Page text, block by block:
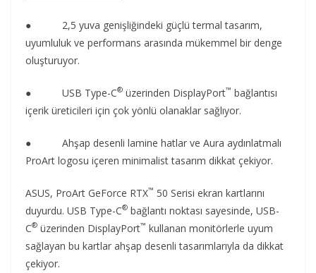
● 2,5 yuva genişliğindeki güçlü termal tasarım,
uyumluluk ve performans arasında mükemmel bir denge
oluşturuyor.
● USB Type-C® üzerinden DisplayPort™ bağlantısı
içerik üreticileri için çok yönlü olanaklar sağlıyor.
● Ahşap desenli lamine hatlar ve Aura aydınlatmalı
ProArt logosu içeren minimalist tasarım dikkat çekiyor.
ASUS, ProArt GeForce RTX™ 50 Serisi ekran kartlarını
duyurdu. USB Type-C® bağlantı noktası sayesinde, USB-
C® üzerinden DisplayPort™ kullanan monitörlerle uyum
sağlayan bu kartlar ahşap desenli tasarımlarıyla da dikkat
çekiyor.